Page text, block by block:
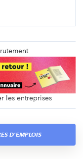
le
de
de dirigeants et
et à
les entreprises
D'EMPLOIS